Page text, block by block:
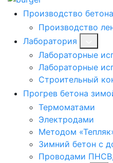
Производство бетона
Производство
Лаборатория
Лабораторные
Лабораторные
Строительный
Прогрев бетона
Термоматами
Электродами
Методом
Зимний бетон с
Проводами